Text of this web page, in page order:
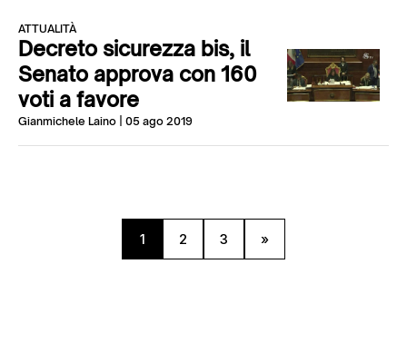
ATTUALITÀ
Decreto sicurezza bis, il
Senato approva con 160
voti a favore
Gianmichele Laino | 05 ago 2019
1 2 3 »